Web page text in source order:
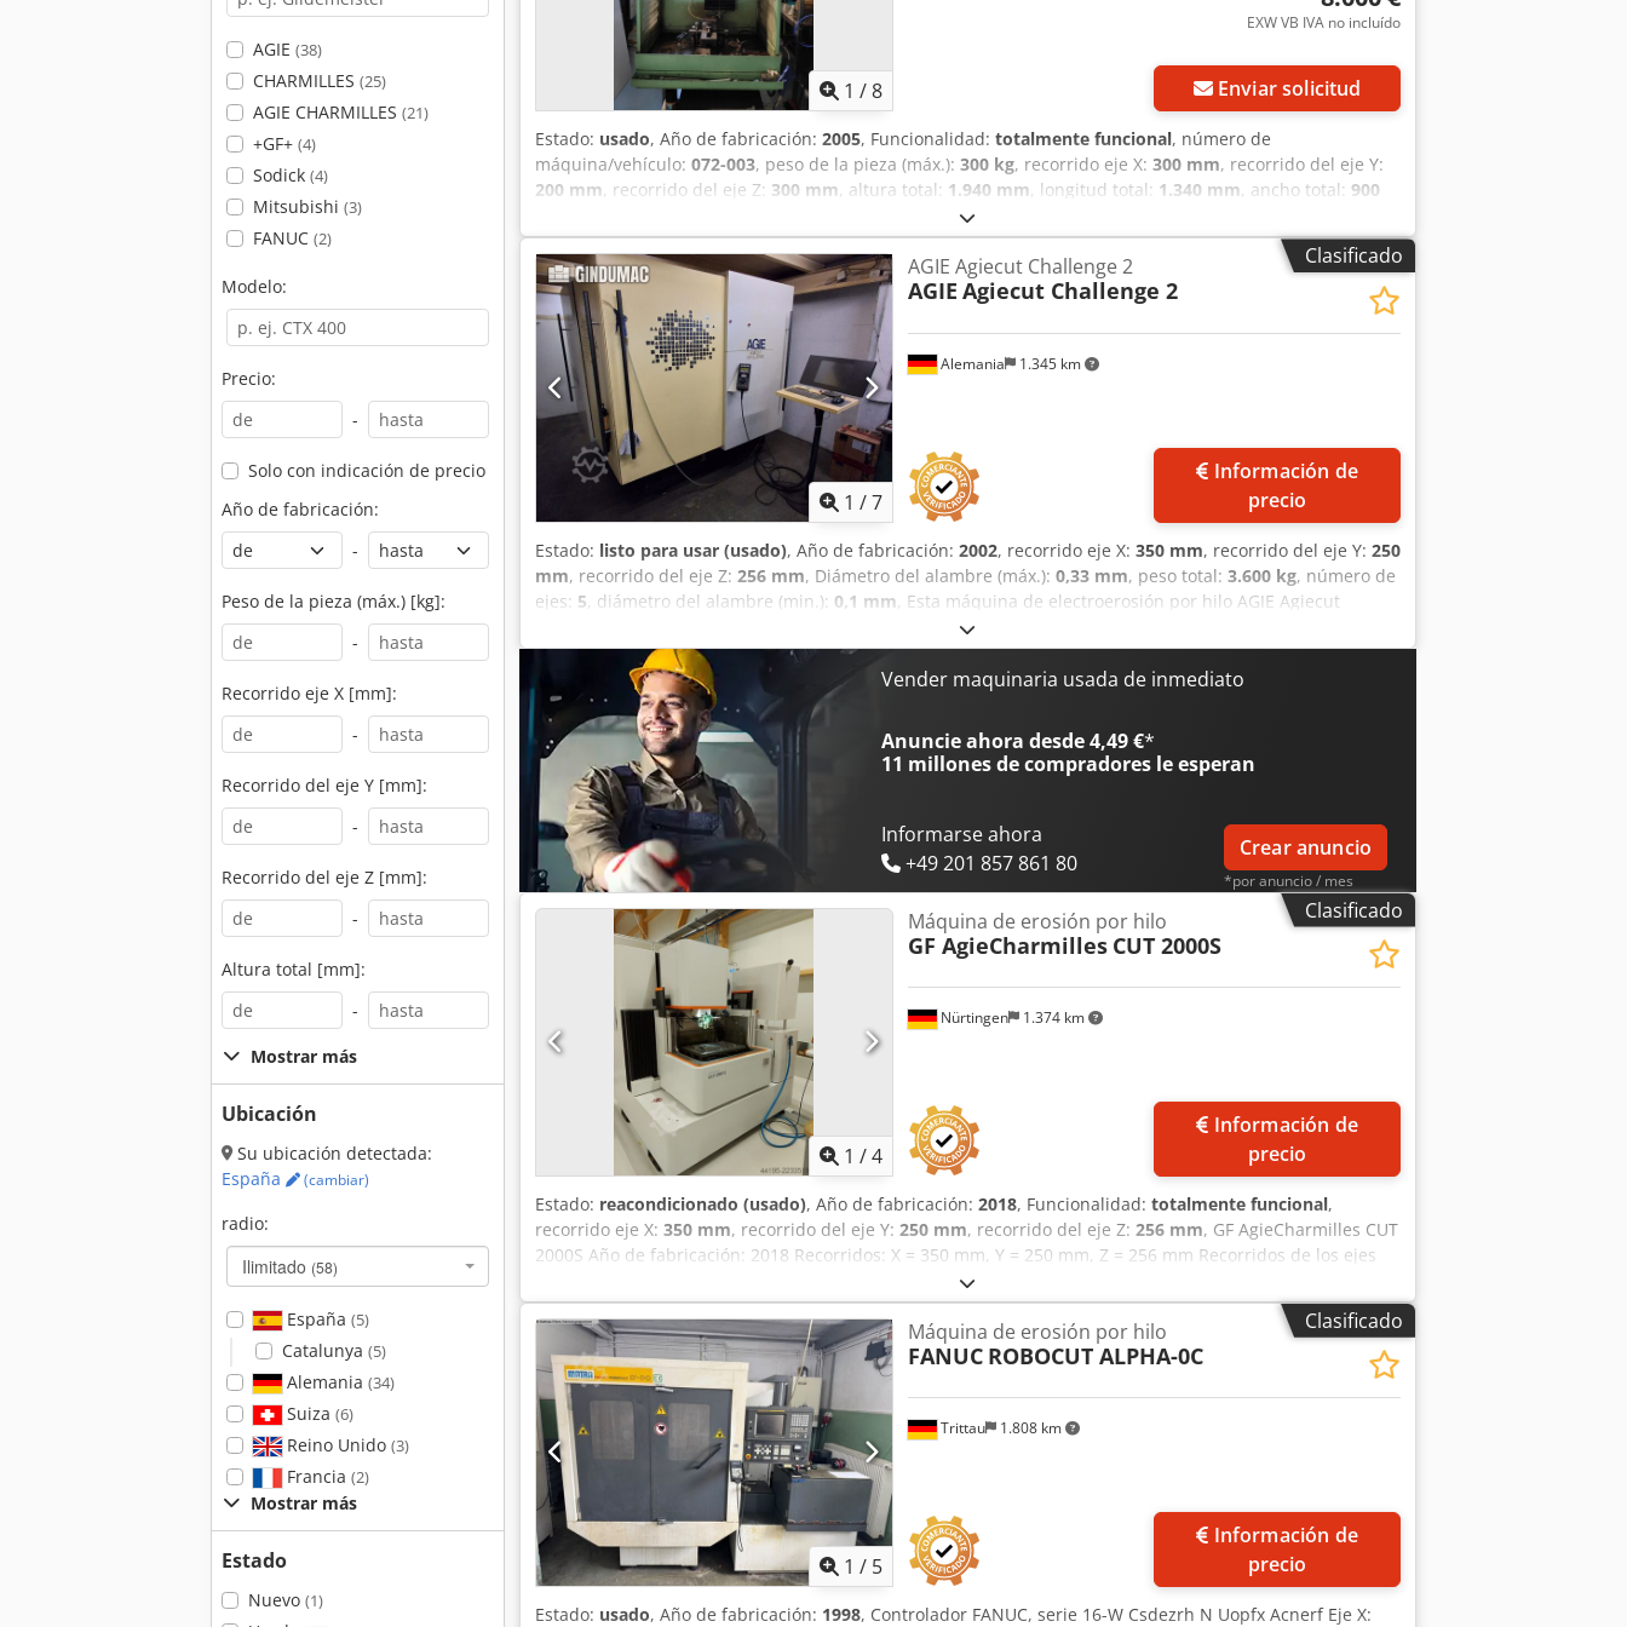
AGIE (38)
CHARMILLES (25)
AGIE CHARMILLES (21)
+GF+ (4)
Sodick (4)
Mitsubishi (3)
FANUC (2)
Modelo:
Precio:
-
Solo con indicación de precio
Año de fabricación:
-
Peso de la pieza (máx.) [kg]:
-
Recorrido eje X [mm]:
-
Recorrido del eje Y [mm]:
-
Recorrido del eje Z [mm]:
-
Altura total [mm]:
-
Mostrar más
Ubicación
Su ubicación detectada:
España
(cambiar)
radio:
Ilimitado (58)
España (5)
Catalunya (5)
Alemania (34)
Suiza (6)
Reino Unido (3)
Francia (2)
Mostrar más
Estado
Nuevo (1)
Conexión a la red: 3 × 400 V, 50 Hz Potencia de conexión: aprox. 10,5 kVA Dimensiones y peso Dimensiones
(L × A × Al): aprox. 2.215 × 2.215 × 2.220 mm Peso de la máquina: aprox. 3.600 kg EQUIPAMIENTO
Enhebrado automático del hilo
1 /8
EXW VB IVA no incluído
Enviar solicitud
Estado: usado, Año de fabricación: 2005, Funcionalidad: totalmente funcional, número de
máquina/vehículo: 072-003, peso de la pieza (máx.): 300 kg, recorrido eje X: 300 mm, recorrido del eje Y:
200 mm, recorrido del eje Z: 300 mm, altura total: 1.940 mm, longitud total: 1.340 mm, ancho total: 900
, peso total:
mesa:300 mm, tensión de entrada:400 V, capacidad del depósito:20 l, frecuencia de entrada:50 Hz,
corriente de entrada:
30 A , Equipamiento:documentación / manual, Incluye accesorios: juego de pinzas
de 1 mm hasta 4 mm. Cjdpfozr D Dnox Acnjrf
Clasificado
1 /7
Alemania 1.345 km
AGIE Agiecut Challenge 2
AGIE Agiecut Challenge 2
precio
Estado: listo para usar (usado), Año de fabricación: 2002, recorrido eje X: 350 mm, recorrido del eje Y: 250
mm, recorrido del eje Z: 256 mm, Diámetro del alambre (máx.): 0,33 mm, peso total: 3.600 kg, número de
ejes: 5, diámetro del alambre (min.): 0,1 mm, Esta máquina de electroerosión por hilo AGIE Agiecut
Challenge 2 de 5 ejes se fabricó en 2002. Pesa 3.600 kg y funciona con una potencia de 9 kVA. La máquina
incluye equipamiento adicional, como una unidad de refrigeración externa ICS Cool Energy i-Chiller y una
consola de operador independiente con pantalla, teclado y ratón. Si busca disponer de capacidades de
electroerosión por hilo de alta calidad, considere la máquina AGIE Agiecut Challenge 2 que tenemos a la
venta. Póngase en contacto con nosotros para obtener más detalles. Cedpfozpa Abex Acnorf - Tensión: 3 x
400 V- Frecuencia: 50 Hz- Potencia: 9 kVA- Corriente nominal: 15,2 A- Equipamiento adicional: Unidad de
refrigeración externa ICS Cool Energy i-Chiller montada sobre un palé de madera- Equipamiento
adicional: terminal de consola de operador independiente con pantalla, teclado y ratón
Vender maquinaria usada de inmediato
Anuncie ahora desde 4,49 €*
11 millones de compradores le esperan
Informarse ahora
+49 201 857 861 80
Crear anuncio
*por anuncio / mes
Clasificado
1 /4
Nürtingen 1.374 km
Máquina de erosión por hilo
GF AgieCharmilles CUT 2000S
precio
Estado: reacondicionado (usado), Año de fabricación: 2018, Funcionalidad: totalmente funcional,
recorrido eje X: 350 mm, recorrido del eje Y: 250 mm, recorrido del eje Z: 256 mm, GF AgieCharmilles CUT
2000S Año de fabricación: 2018 Recorridos: X = 350 mm, Y = 250 mm, Z = 256 mm Recorridos de los ejes
U/V: +/- 70 mm Conicidad máxima: 30° a una altura de 100 mm Dimensiones máximas de la pieza de
trabajo: 750 x 550 x 250 mm Peso máximo de la pieza de trabajo: 200/450 kg Generador AGIE IPG-V Calidad
de superficie alcanzable: Ra: 0,05 µm Diámetros de hilo disponibles: 0,05 – 0,30 mm, incluido el kit
opcional KIT 50 Máquina con baño de agua y enhebrado automático del hilo Con depósito retráctil
automático (accesible desde 2 lados) Incluye la caja de control AGIEJOGGER para una configuración
cómoda Sistema de control VISION 5 Pantalla LCD a color de 15", teclado de membrana y ratón Incluye
AGIESETUP 3D Incluye la opción Conic-Plus para una mayor conicidad Codpfx Acozlx A Sonorf Dimensiones
(largo x ancho x alto): 2095 x 1950 x 2232 mm Peso neto: 3600 kg La máquina será revisada y probada por
completo. Podemos realizar un corte de prueba individualizado, si lo desea. También ofrecemos la puesta
en marcha y la formación in situ para esta máquina.
Clasificado
1 / 5
Trittau 1.808 km
Máquina de erosión por hilo
FANUC ROBOCUT ALPHA-0C
precio
Estado: usado, Año de fabricación: 1998, Controlador FANUC, serie 16-W Csdezrh N Uopfx Acnerf Eje X: